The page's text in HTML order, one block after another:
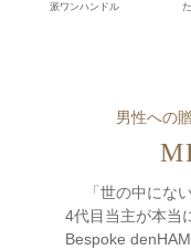
派ワンハンドル
男性への
「世の中にな
4代目当主が本当
Bespoke